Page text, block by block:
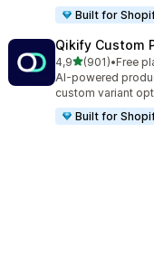
Built for
Qikify Custom
4,95 yıldız
(901)
toplam 901•Free
AI-powered
custom variant
Built for